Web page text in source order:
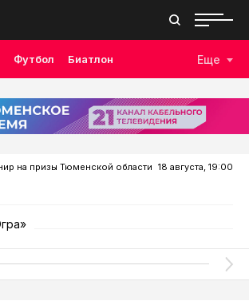
Футбол Биатлон
Волейбол Плавание Дзюдо
Бокс
Еще
на призы Тюменской области 18 августа, 19:00